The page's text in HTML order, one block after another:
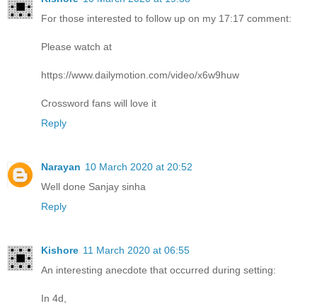
For those interested to follow up on my 17:17 comment:
Please watch at
https://www.dailymotion.com/video/x6w9huw
Crossword fans will love it
Reply
Narayan 10 March 2020 at 20:52
Well done Sanjay sinha
Reply
Kishore 11 March 2020 at 06:55
An interesting anecdote that occurred during setting:
In 4d,